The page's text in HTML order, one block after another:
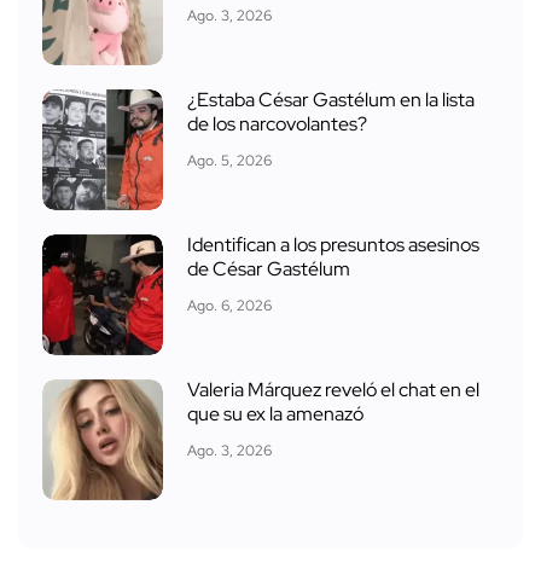
Ago. 3, 2026
¿Estaba César Gastélum en la lista
de los narcovolantes?
Ago. 5, 2026
Identifican a los presuntos asesinos
de César Gastélum
Ago. 6, 2026
Valeria Márquez reveló el chat en el
que su ex la amenazó
Ago. 3, 2026